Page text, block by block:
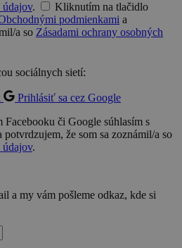
údajov.
Kliknutím na tlačidlo
podmienkami a
a so Zásadami ochrany osobných
sociálnych sietí:
Prihlásiť sa cez Google
Facebooku či Google súhlasím s
potvrdzujem, že som sa zoznámil/a so
údajov.
a my vám pošleme odkaz, kde si